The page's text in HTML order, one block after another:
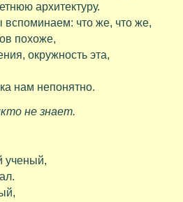
архитектуру.
что же, что же,
похоже,
окружность эта,
нам непонятно.
не знает.
ученый,